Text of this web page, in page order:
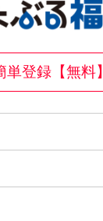
登録【無料】